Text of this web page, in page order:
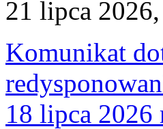
21 lipca
Komunikat
18 lipca 2026